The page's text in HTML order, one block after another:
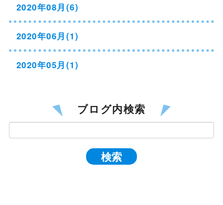
2020年08月(6)
2020年06月(1)
2020年05月(1)
ブログ内検索